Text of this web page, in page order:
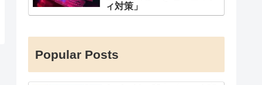
ィ対策」
Popular Posts